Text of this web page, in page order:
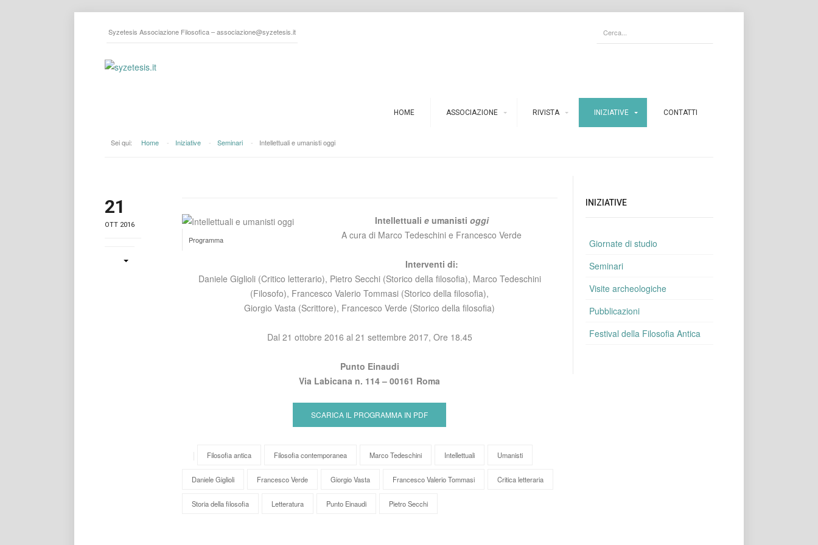
Syzetesis Associazione Filosofica –associazione@syzetesis.it
HOME ASSOCIAZIONE RIVISTA INIZIATIVE CONTATTI
Sei qui: Home - Iniziative - Seminari - Intellettuali e umanisti oggi
21
OTT 2016
Programma
Intellettuali eumanisti oggi
A cura di Marco Tedeschini e Francesco Verde
Interventi di:
Daniele Giglioli (Critico letterario), Pietro Secchi (Storico della filosofia), Marco Tedeschini
(Filosofo), Francesco Valerio Tommasi (Storico della filosofia),
Giorgio Vasta (Scrittore), Francesco Verde (Storico della filosofia)
Dal 21 ottobre 2016 al 21 settembre 2017, Ore 18.45
Punto Einaudi
Via Labicana n. 114 – 00161 Roma
SCARICA IL PROGRAMMA IN PDF
Filosofia antica Filosofia contemporanea Marco Tedeschini Intellettuali Umanisti
Daniele Giglioli Francesco Verde Giorgio Vasta Francesco Valerio Tommasi Critica letteraria
Storia della filosofia Letteratura Punto Einaudi Pietro Secchi
INIZIATIVE
Giornate di studio
Seminari
Visite archeologiche
Pubblicazioni
Festival della Filosofia Antica